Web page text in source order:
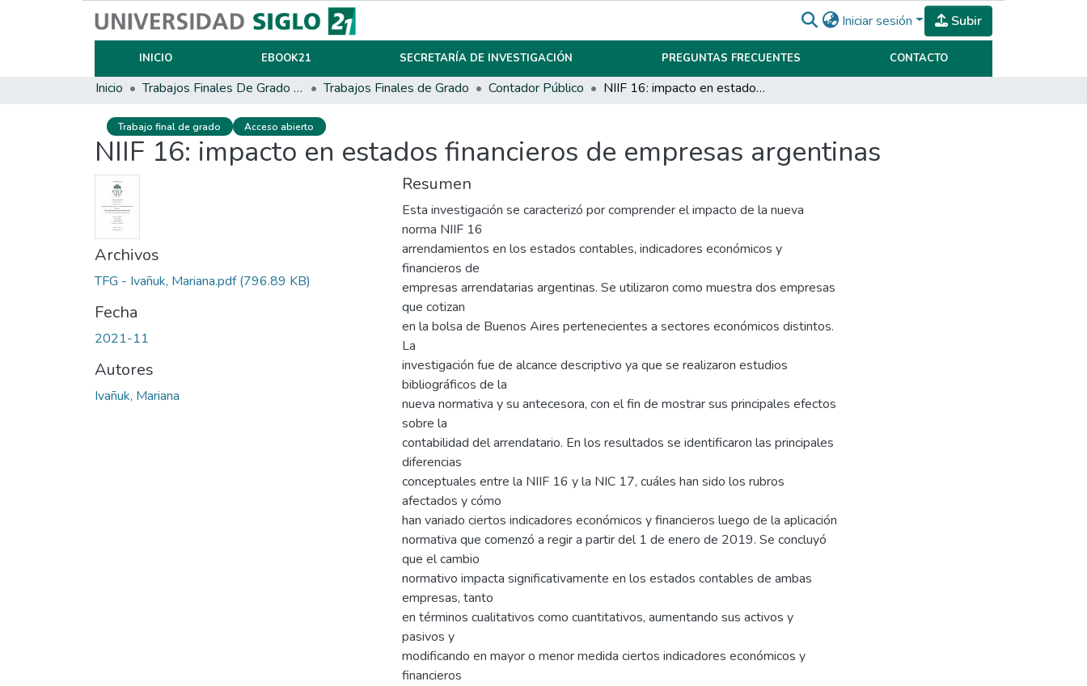
Iniciar sesión Subir
INICIO EBOOK21 SECRETARÍA DE INVESTIGACIÓN PREGUNTAS FRECUENTES CONTACTO
Inicio Trabajos Finales De Grado Y Posgrado Trabajos Finales de Grado Contador Público NIIF 16: impacto en estados financieros de empresas argentinas
Trabajo final de grado Acceso abierto
NIIF 16: impacto en estados financieros de empresas argentinas
Archivos
TFG - Ivañuk, Mariana.pdf(796.89 KB)
Fecha
2021-11
Autores
Ivañuk, Mariana
Resumen
Esta investigación se caracterizó por comprender el impacto de la nueva
norma NIIF 16
arrendamientos en los estados contables, indicadores económicos y
financieros de
empresas arrendatarias argentinas. Se utilizaron como muestra dos empresas
que cotizan
en la bolsa de Buenos Aires pertenecientes a sectores económicos distintos.
La
investigación fue de alcance descriptivo ya que se realizaron estudios
bibliográficos de la
nueva normativa y su antecesora, con el fin de mostrar sus principales efectos
sobre la
contabilidad del arrendatario. En los resultados se identificaron las principales
diferencias
conceptuales entre la NIIF 16 y la NIC 17, cuáles han sido los rubros
afectados y cómo
han variado ciertos indicadores económicos y financieros luego de la aplicación
normativa que comenzó a regir a partir del 1 de enero de 2019. Se concluyó
que el cambio
normativo impacta significativamente en los estados contables de ambas
empresas, tanto
en términos cualitativos como cuantitativos, aumentando sus activos y
pasivos y
modificando en mayor o menor medida ciertos indicadores económicos y
financieros